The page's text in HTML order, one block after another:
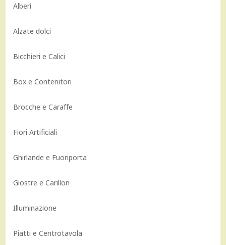
Alberi
Alzate dolci
Bicchieri e Calici
Box e Contenitori
Brocche e Caraffe
Fiori Artificiali
Ghirlande e Fuoriporta
Giostre e Carillon
Illuminazione
Piatti e Centrotavola